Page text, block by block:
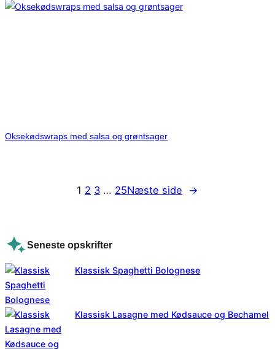
Oksekødswraps med salsa og grøntsager
1 2 3 … 25Næste side →
Seneste opskrifter
Klassisk Spaghetti Bolognese
Klassisk Lasagne med Kødsauce og Bechamel